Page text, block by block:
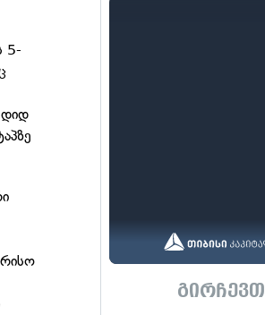
5-
დიდ
გირჩევთ